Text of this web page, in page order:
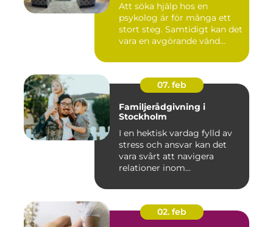
Att söka hjälp hos en
psykolog är för många ett
stort steg. Samtidigt kan det
vara en avgörande vänd...
07. feb
Familjerådgivning i
Stockholm
I en hektisk vardag fylld av
stress och ansvar kan det
vara svårt att navigera
relationer inom...
02. feb